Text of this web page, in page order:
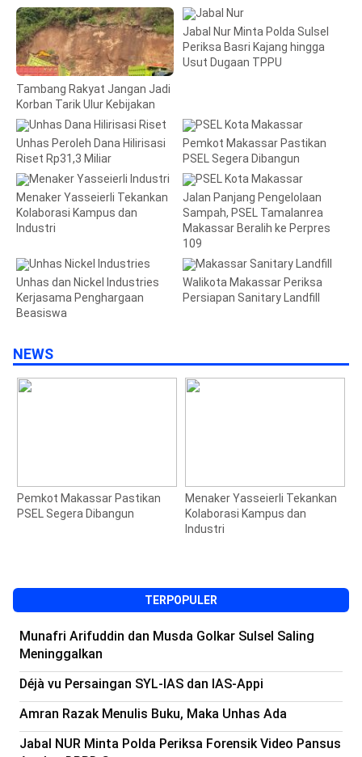
Tambang Rakyat Jangan Jadi
Korban Tarik Ulur Kebijakan
Jabal Nur Minta Polda Sulsel
Periksa Basri Kajang hingga
Usut Dugaan TPPU
Unhas Peroleh Dana Hilirisasi
Riset Rp31,3 Miliar
Pemkot Makassar Pastikan
PSEL Segera Dibangun
Menaker Yasseierli Tekankan
Kolaborasi Kampus dan
Industri
Jalan Panjang Pengelolaan
Sampah, PSEL Tamalanrea
Makassar Beralih ke Perpres
109
Unhas dan Nickel Industries
Kerjasama Penghargaan
Beasiswa
Walikota Makassar Periksa
Persiapan Sanitary Landfill
NEWS
Pemkot Makassar Pastikan
PSEL Segera Dibangun
Menaker Yasseierli Tekankan
Kolaborasi Kampus dan
Industri
TERPOPULER
Munafri Arifuddin dan Musda Golkar Sulsel Saling
Meninggalkan
Déjà vu Persaingan SYL-IAS dan IAS-Appi
Amran Razak Menulis Buku, Maka Unhas Ada
Jabal NUR Minta Polda Periksa Forensik Video Pansus